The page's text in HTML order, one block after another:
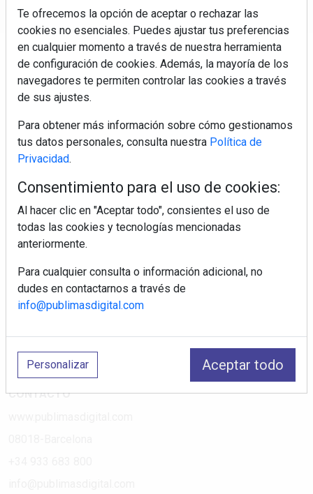
electrodomésticos, novedades informáticas, electrónica de
consumo, canal electro, retail, análisis distribución, noticias
tiendas electrodomésticos, línea blanca, línea marrón,
pequeño electrodoméstico, datos de mercado.
PÁGINAS
Suscripciones
Política de Privacidad
Política de Cookies
Política de Redes
Aviso Legal
¿Quiénes somos?
CONTACTO
Te ofrecemos la opción de aceptar o rechazar las
cookies no esenciales. Puedes ajustar tus preferencias
en cualquier momento a través de nuestra herramienta
de configuración de cookies. Además, la mayoría de los
navegadores te permiten controlar las cookies a través
de sus ajustes.
Para obtener más información sobre cómo gestionamos
tus datos personales, consulta nuestra Política de
Privacidad.
Consentimiento para el uso de cookies:
Al hacer clic en "Aceptar todo", consientes el uso de
todas las cookies y tecnologías mencionadas
anteriormente.
Para cualquier consulta o información adicional, no
dudes en contactarnos a través de
info@publimasdigital.com
Personalizar Aceptar todo